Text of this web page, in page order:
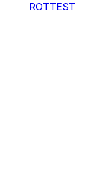
ROTTEST